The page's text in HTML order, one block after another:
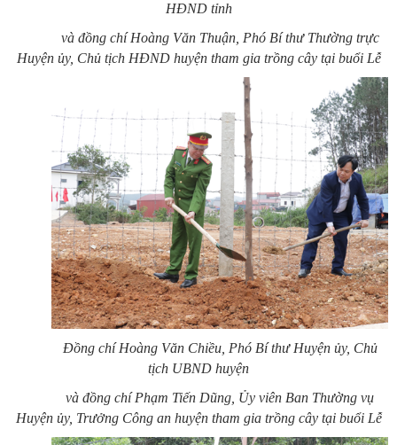
HĐND tỉnh
và đồng chí Hoàng Văn Thuận, Phó Bí thư Thường trực
Huyện ủy, Chủ tịch HĐND huyện tham gia trồng cây tại buổi Lễ
Đồng chí Hoàng Văn Chiều, Phó Bí thư Huyện ủy, Chủ
tịch UBND huyện
và đồng chí Phạm Tiến Dũng, Ủy viên Ban Thường vụ
Huyện ủy, Trưởng Công an huyện tham gia trồng cây tại buổi Lễ